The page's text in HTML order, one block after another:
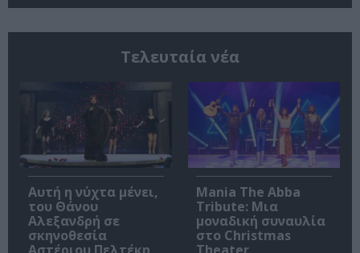
Τελευταία νέα
Αυτή η νύχτα μένει,
του Θάνου
Αλεξανδρή σε
σκηνοθεσία
Αστέριου Πελτέκη
Mania The Abba
Tribute: Μια
μοναδική συναυλία
στο Christmas
Theater